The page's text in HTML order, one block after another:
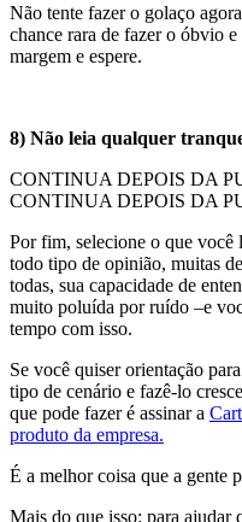
Não tente fazer o golaço
chance rara de fazer o óbvio
margem e espere.
8) Não leia qualquer
CONTINUA DEPOIS DA
CONTINUA DEPOIS DA
Por fim, selecione o que
todo tipo de opinião, muitas
todas, sua capacidade de
muito poluída por ruído –e
tempo com isso.
Se você quiser orientação
tipo de cenário e fazê-lo
que pode fazer é assinar a
produto da empresa.
É a melhor coisa que a gente
Mais do que isso: para ajudar